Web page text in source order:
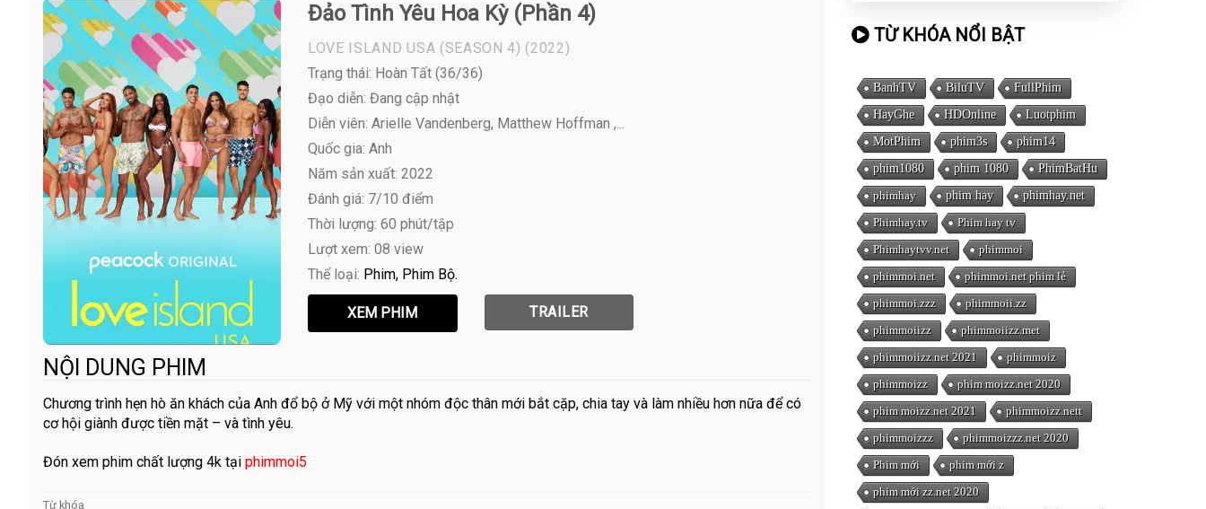
Đảo Tình Yêu Hoa Kỳ (Phần 4)
LOVE ISLAND USA (SEASON 4) (2022)
Trạng thái: Hoàn Tất (36/36)
Đạo diễn: Đang cập nhật
Diễn viên: Arielle Vandenberg, Matthew Hoffman ,...
Quốc gia: Anh
Năm sản xuất: 2022
Đánh giá: 7/10 điểm
Thời lượng: 60 phút/tập
Lượt xem: 08 view
Thể loại: Phim Phim Bộ
TRAILER
NỘI DUNG PHIM
Chương trình hẹn hò ăn khách của Anh đổ bộ ở Mỹ với một nhóm độc thân mới bắt cặp, chia tay và làm nhiều hơn nữa để có
cơ hội giành được tiền mặt – và tình yêu.
Đón xem phim chất lượng 4k tại phimmoi5
Từ khóa
TỪ KHÓA NỔI BẬT
BanhTV BiluTV
FullPhim
HayGhe
HDOnline
Luotphim
MotPhim
phim3s
phim14
phim1080
phim 1080
PhimBatHu
phimhay
phim hay
phimhay.net
Phimhay.tv
Phim hay tv
Phimhaytvv.net
phimmoi
phimmoi.net
phimmoi.net phim lẻ
phimmoi.zzz
phimmoii.zz
phimmoiizz
phimmoiizz.met
phimmoiizz.net 2021
phimmoiz
phimmoizz
phim moizz.net 2020
phim moizz.net 2021
phimmoizz.nett
phimmoizzz
phimmoizzz.net 2020
Phim mới
phim mới z
phim mới zz.net 2020